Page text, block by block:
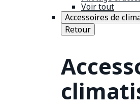
Voir tout
Accessoires de
Retour